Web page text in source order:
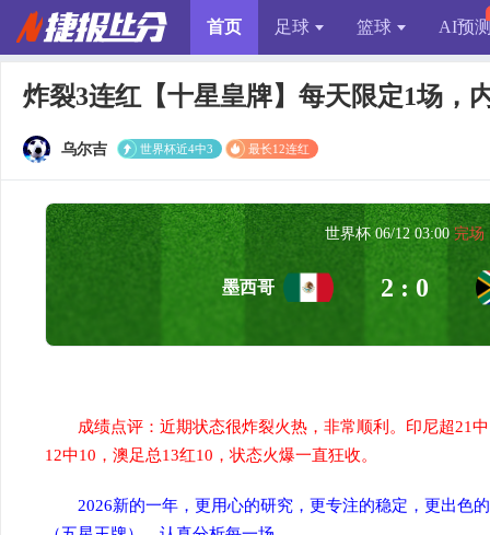
首页 足球 篮球 AI预
炸裂3连红【十星皇牌】每天限定1场，
乌尔吉 世界杯近4中3 最长12连红
世界杯 06/12 03:00 完场
墨西哥 2 : 0
成绩点评：近期状态很炸裂火热，非常顺利。印尼超21
12中10，澳足总13红10，状态火爆一直狂收。
2026新的一年，更用心的研究，更专注的稳定，更出色